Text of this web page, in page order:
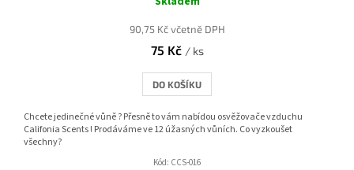
90,75 Kč včetně DPH
75 Kč / ks
DO KOŠÍKU
Chcete jedinečné vůně ? Přesně to vám nabídou osvěžovače vzduchu
Califonia Scents ! Prodáváme ve 12 úžasných vůních. Co vyzkoušet
všechny?
Kód: CCS-016